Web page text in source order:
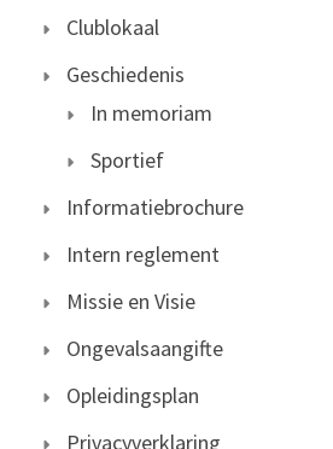
Clublokaal
Geschiedenis
In memoriam
Sportief
Informatiebrochure
Intern reglement
Missie en Visie
Ongevalsaangifte
Opleidingsplan
Privacyverklaring